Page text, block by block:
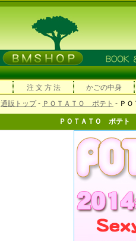
注 文 方 法 かごの中身
通販トップ- ＰＯＴＡＴＯ ポテト - Ｐ
ＰＯＴＡＴＯ ポテト